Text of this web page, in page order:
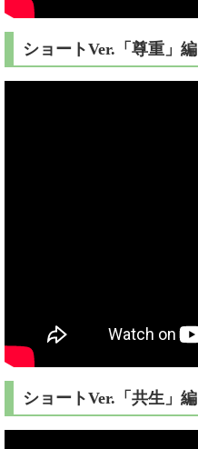
ショートVer.「尊重」編
ショートVer.「共生」編